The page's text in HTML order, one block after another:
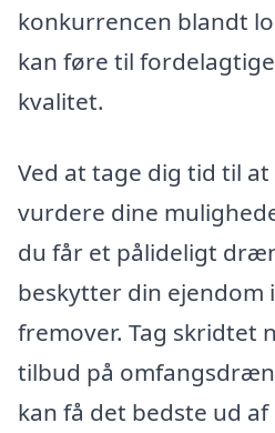
konkurrencen blandt
kan føre til
kvalitet.
Ved at tage dig tid til
vurdere dine
du får et pålideligt
beskytter din ejendom
fremover. Tag skridtet
tilbud på omfangsdræn
kan få det bedste ud